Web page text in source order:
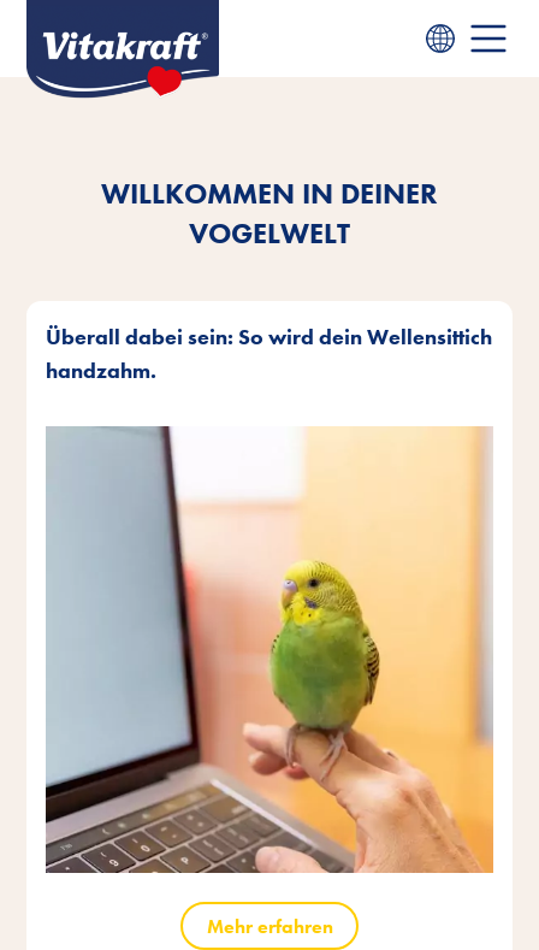
WILLKOMMEN IN DEINER
VOGELWELT
Überall dabei sein: So wird dein Wellensittich
handzahm.
Mehr erfahren